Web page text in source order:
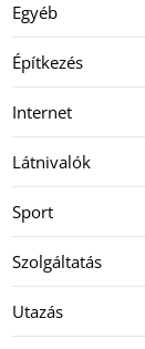
Egyéb
Építkezés
Internet
Látnivalók
Sport
Szolgáltatás
Utazás